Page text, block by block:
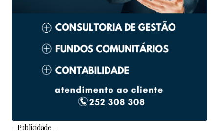
– Publicidade –